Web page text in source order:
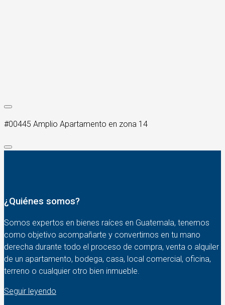
#00445 Amplio Apartamento en zona 14
¿Quiénes somos?
Somos expertos en bienes raíces en Guatemala, tenemos
como objetivo acompañarte y convertirnos en tu mano
derecha durante todo el proceso de compra, venta o alquiler
de un apartamento, bodega, casa, local comercial, oficina,
terreno o cualquier otro bien inmueble.
Seguir leyendo